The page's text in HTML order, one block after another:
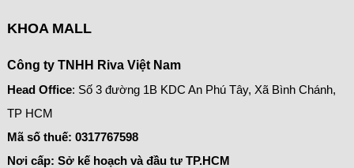
KHOA MALL
Công ty TNHH Riva Việt Nam
Head Office: Số 3 đường 1B KDC An Phú Tây, Xã Bình Chánh,
TP HCM
Mã số thuế: 0317767598
Nơi cấp: Sở kế hoạch và đầu tư TP.HCM